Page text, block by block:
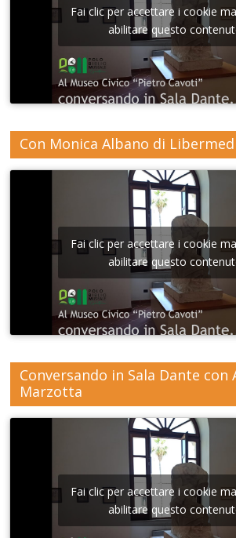
Fai clic per accettare i cookie
abilitare questo
Con Monica Albano di
Fai clic per accettare i cookie
abilitare questo
Conversando in Sala Dante con
Marzotta
Fai clic per accettare i cookie
abilitare questo